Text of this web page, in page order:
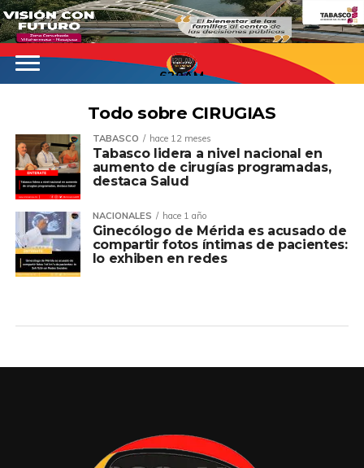
620AM
Todo sobre CIRUGIAS
TABASCO hace 12 meses
Tabasco lidera a nivel nacional en
aumento de cirugías programadas,
destaca Salud
NACIONALES hace 1 año
Ginecólogo de Mérida es acusado de
compartir fotos íntimas de pacientes:
lo exhiben en redes